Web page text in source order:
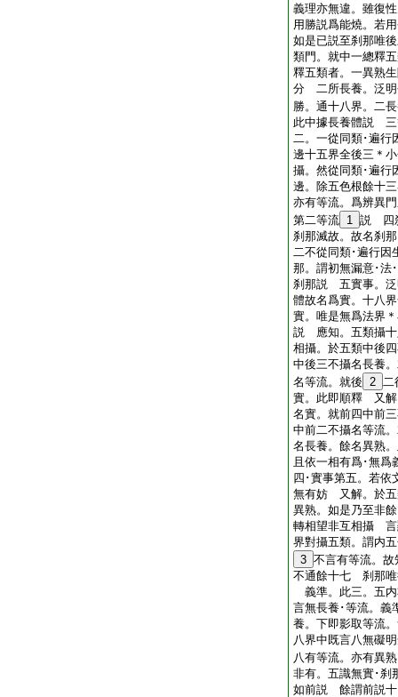
義理亦無違。雖復
用勝説爲能燒。若
如是已説至刹那唯
類門。就中一總釋
釋五類者。一異熟
分 二所長養。泛明
勝。通十八界。二
此中據長養體説 三
二。一從同類･遍行
邊十五界全後三＊
攝。然從同類･遍行
邊。除五色根餘十
亦有等流。爲辨異
第二等流 1 説 四
刹那滅故。故名刹
二不從同類･遍行因
那。謂初無漏意･法
刹那説 五實事。泛
體故名爲實。十八
實。唯是無爲法界
説 應知。五類攝十
相攝。於五類中後
中後三不攝名長養
名等流。就後 2 二
實。此即順釋 又解
名實。就前四中前
中前二不攝名等流
名長養。餘名異熟
且依一相有爲･無爲
四･實事第五。若依
無有妨 又解。於五
異熟。如是乃至非
轉相望非互相攝 言
界對攝五類。謂内
3 不言有等流。
不通餘十七 刹那唯
義準。此三。五
言無長養･等流。義
養。下即影取等流
八界中既言八無礙
八有等流。亦有異
非有。五識無實･刹
如前説 餘謂前説十